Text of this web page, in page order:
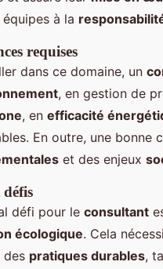
à la
requises
dans ce domaine, un
, en gestion de
, en efficacité
En outre, une bonne
et des enjeux
défi pour le consultant
écologique. Cela
des pratiques durables,